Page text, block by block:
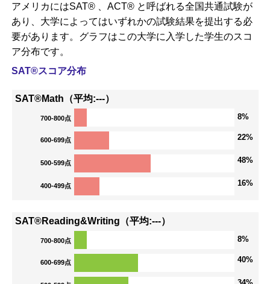
アメリカにはSAT® 、ACT® と呼ばれる全国共通試験が
あり、大学によってはいずれかの試験結果を提出する必
要があります。グラフはこの大学に入学した学生のスコ
ア分布です。
SAT®スコア分布
SAT®Math（平均:---）
700-800点 8%
600-699点 22%
500-599点 48%
400-499点 16%
SAT®Reading&Writing（平均:---）
700-800点 8%
600-699点 40%